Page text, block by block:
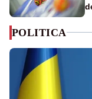
POLITICA